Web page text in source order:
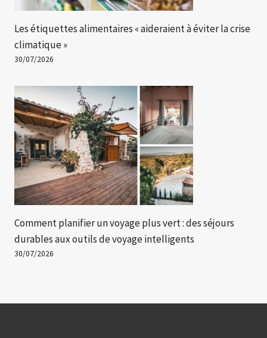
Les étiquettes alimentaires « aideraient à éviter la crise
climatique »
30/07/2026
Comment planifier un voyage plus vert : des séjours
durables aux outils de voyage intelligents
30/07/2026